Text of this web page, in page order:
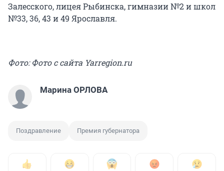
Залесского, лицея Рыбинска, гимназии №2 и школ
№33, 36, 43 и 49 Ярославля.
Фото: Фото с сайта Yarregion.ru
Марина ОРЛОВА
Поздравление Премия губернатора